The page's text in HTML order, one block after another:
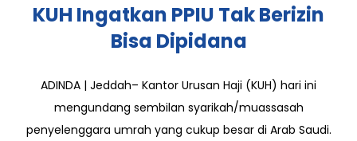
KUH Ingatkan PPIU Tak Berizin
Bisa Dipidana
ADINDA | Jeddah– Kantor Urusan Haji (KUH) hari ini
mengundang sembilan syarikah/muassasah
penyelenggara umrah yang cukup besar di Arab Saudi.